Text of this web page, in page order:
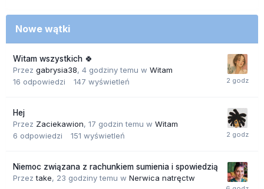
Nowe wątki
Witam wszystkich 🍀
Przez gabrysia38, 4 godziny temu w Witam
16 odpowiedzi 147 wyświetleń
Hej
Przez Zaciekawion, 17 godzin temu w Witam
6 odpowiedzi 151 wyświetleń
Niemoc związana z rachunkiem sumienia i spowiedzią
Przeztake, 23 godziny temu w Nerwica natręctw